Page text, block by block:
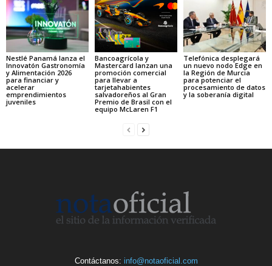
Nestlé Panamá lanza el
Innovatón Gastronomía
y Alimentación 2026
para financiar y
acelerar
emprendimientos
juveniles
Bancoagrícola y
Mastercard lanzan una
promoción comercial
para llevar a
tarjetahabientes
salvadoreños al Gran
Premio de Brasil con el
equipo McLaren F1
Telefónica desplegará
un nuevo nodo Edge en
la Región de Murcia
para potenciar el
procesamiento de datos
y la soberanía digital
Contáctanos: info@notaoficial.com